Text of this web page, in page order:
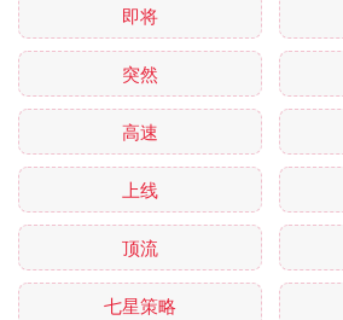
即将
突然
高速
上线
顶流
七星策略